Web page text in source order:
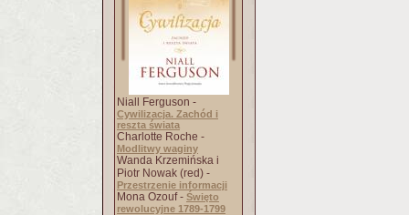
Niall Ferguson -
Cywilizacja. Zachód i
reszta świata
Charlotte Roche -
Modlitwy waginy
Wanda Krzemińska i
Piotr Nowak (red) -
Przestrzenie informacji
Mona Ozouf - Święto
rewolucyjne 1789-1799